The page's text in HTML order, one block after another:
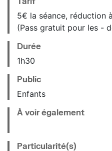
5€ la séance, réduction
(Pass gratuit pour les -
Durée
1h30
Public
Enfants
À voir également
Particularité(s)